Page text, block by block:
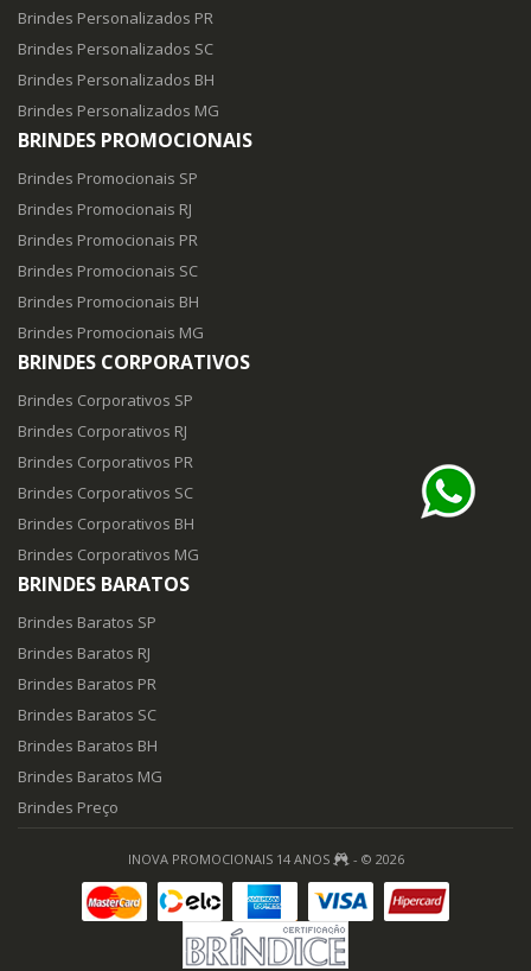
Brindes Personalizados PR
Brindes Personalizados SC
Brindes Personalizados BH
Brindes Personalizados MG
BRINDES PROMOCIONAIS
Brindes Promocionais SP
Brindes Promocionais RJ
Brindes Promocionais PR
Brindes Promocionais SC
Brindes Promocionais BH
Brindes Promocionais MG
BRINDES CORPORATIVOS
Brindes Corporativos SP
Brindes Corporativos RJ
Brindes Corporativos PR
Brindes Corporativos SC
Brindes Corporativos BH
Brindes Corporativos MG
BRINDES BARATOS
Brindes Baratos SP
Brindes Baratos RJ
Brindes Baratos PR
Brindes Baratos SC
Brindes Baratos BH
Brindes Baratos MG
Brindes Preço
INOVA PROMOCIONAIS 14 ANOS - © 2026